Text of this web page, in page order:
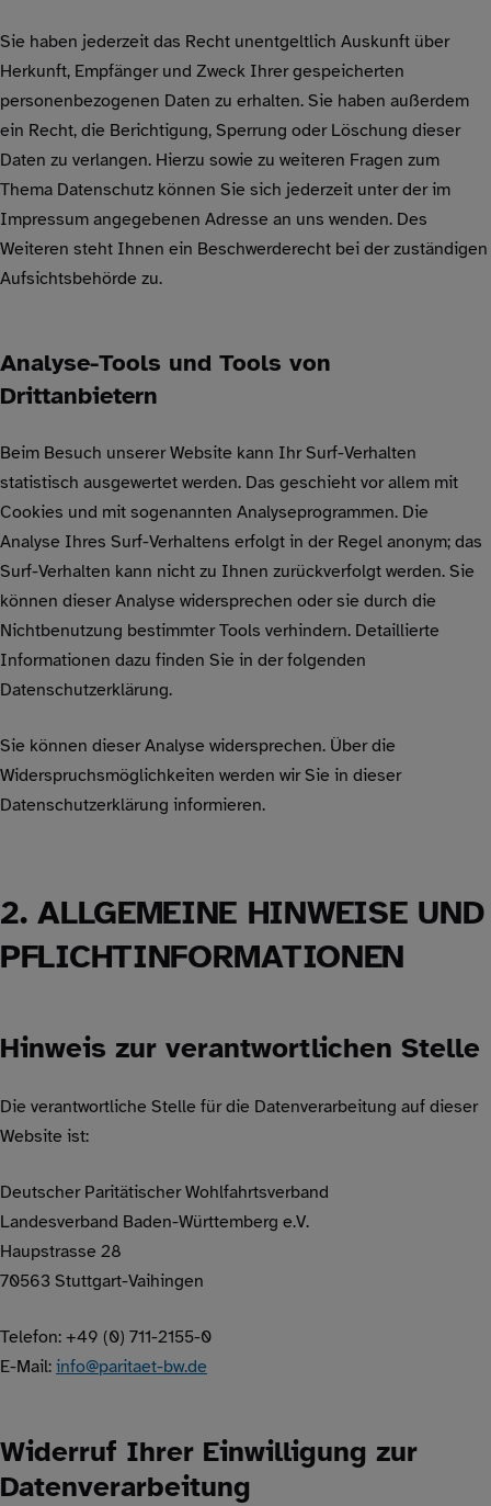
Sie haben jederzeit das Recht unentgeltlich Auskunft über
Herkunft, Empfänger und Zweck Ihrer gespeicherten
personenbezogenen Daten zu erhalten. Sie haben außerdem
ein Recht, die Berichtigung, Sperrung oder Löschung dieser
Daten zu verlangen. Hierzu sowie zu weiteren Fragen zum
Thema Datenschutz können Sie sich jederzeit unter der im
Impressum angegebenen Adresse an uns wenden. Des
Weiteren steht Ihnen ein Beschwerderecht bei der zuständigen
Aufsichtsbehörde zu.
Analyse-Tools und Tools von
Drittanbietern
Beim Besuch unserer Website kann Ihr Surf-Verhalten
statistisch ausgewertet werden. Das geschieht vor allem mit
Cookies und mit sogenannten Analyseprogrammen. Die
Analyse Ihres Surf-Verhaltens erfolgt in der Regel anonym; das
Surf-Verhalten kann nicht zu Ihnen zurückverfolgt werden. Sie
können dieser Analyse widersprechen oder sie durch die
Nichtbenutzung bestimmter Tools verhindern. Detaillierte
Informationen dazu finden Sie in der folgenden
Datenschutzerklärung.
Sie können dieser Analyse widersprechen. Über die
Widerspruchsmöglichkeiten werden wir Sie in dieser
Datenschutzerklärung informieren.
2. ALLGEMEINE HINWEISE UND
PFLICHTINFORMATIONEN
Hinweis zur verantwortlichen Stelle
Die verantwortliche Stelle für die Datenverarbeitung auf dieser
Website ist:
Deutscher Paritätischer Wohlfahrtsverband
Landesverband Baden-Württemberg e.V.
Haupstrasse 28
70563 Stuttgart-Vaihingen
Telefon: +49 (0) 711-2155-0
E-Mail: info@paritaet-bw.de
Widerruf Ihrer Einwilligung zur
Datenverarbeitung